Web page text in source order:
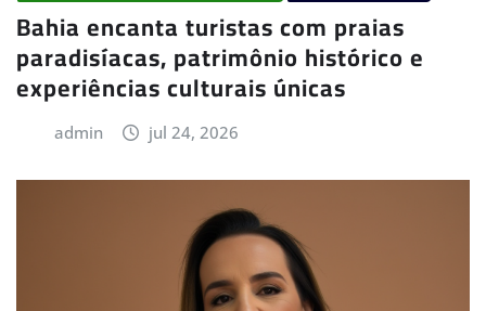
Bahia encanta turistas com praias
paradisíacas, patrimônio histórico e
experiências culturais únicas
admin jul 24, 2026